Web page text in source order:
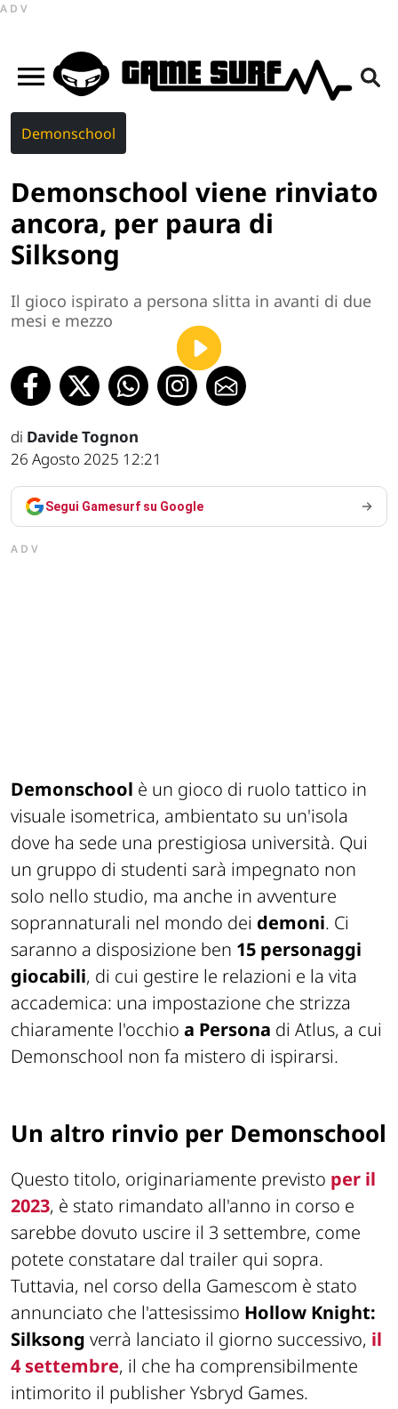
ADV
Demonschool
Demonschool viene rinviato
ancora, per paura di
Silksong
Il gioco ispirato a persona slitta in avanti di due
mesi e mezzo
di Davide Tognon
26 Agosto 2025 12:21
Segui Gamesurf su Google
ADV
Demonschool è un gioco di ruolo tattico in
visuale isometrica, ambientato su un'isola
dove ha sede una prestigiosa università. Qui
un gruppo di studenti sarà impegnato non
solo nello studio, ma anche in avventure
soprannaturali nel mondo dei demoni. Ci
saranno a disposizione ben 15 personaggi
giocabili, di cui gestire le relazioni e la vita
accademica: una impostazione che strizza
chiaramente l'occhio a Persona di Atlus, a cui
Demonschool non fa mistero di ispirarsi.
Un altro rinvio per Demonschool
Questo titolo, originariamente previsto per il
2023, è stato rimandato all'anno in corso e
sarebbe dovuto uscire il 3 settembre, come
potete constatare dal trailer qui sopra.
Tuttavia, nel corso della Gamescom è stato
annunciato che l'attesissimo Hollow Knight:
Silksong verrà lanciato il giorno successivo, il
4 settembre, il che ha comprensibilmente
intimorito il publisher Ysbryd Games.